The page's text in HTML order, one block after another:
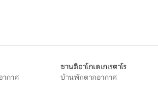
กาศ
ซานติอาโกเดเกเรตาโร
บ้านพักตากอากาศ